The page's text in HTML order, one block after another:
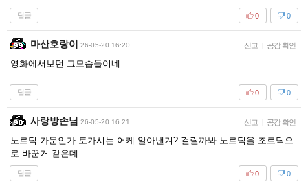
답글 0
0
마산호랑이 26-05-20 16:20 신고 | 공감 확인
영화에서보던 그모습들이네
답글 0
0
사랑방손님 26-05-20 16:21 신고 | 공감 확인
노르딕 가문인가 토가시는 어케 알아낸겨? 걸릴까봐 노르딕을 조르딕으
로 바꾼거 같은데
답글 0
0